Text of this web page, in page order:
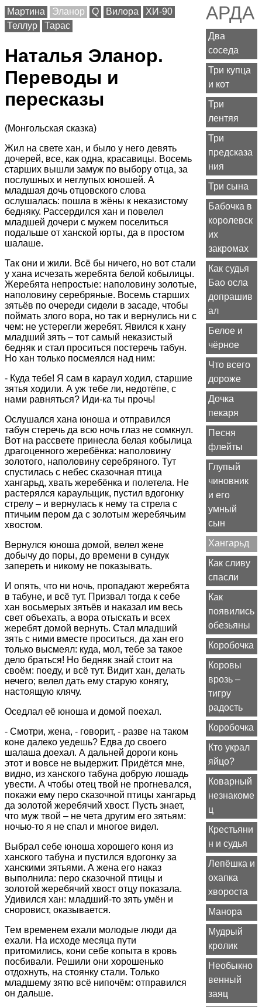
АРДА
Два
соседа
Три купца
и кот
Три
лентяя
Три
предсказа
ния
Три сына
Бабочка в
королевск
их
закромах
Как судья
Бао осла
допрашив
ал
Белое и
чёрное
Что всего
дороже
Дочка
пекаря
Песня
флейты
Глупый
чиновник
и его
умный
сын
Хангарьд
Как сливу
спасли
Как
появились
обезьяны
Коробочка
Коровы
врозь –
тигру
радость
Коробочка
Кто украл
яйцо?
Коварный
незнакоме
ц
Крестьяни
н и судья
Лепёшка и
охапка
хвороста
Манора
Мудрый
кролик
Необыкно
венный
заяц
Мартина Эланор Q Вилора
ХИ-90
Теллур
Тарас
Наталья Эланор.
Переводы и
пересказы
(Монгольская сказка)
Жил на свете хан, и было у него девять
дочерей, все, как одна, красавицы. Восемь
старших вышли замуж по выбору отца, за
послушных и неглупых юношей. А
младшая дочь отцовского слова
ослушалась: пошла в жёны к неказистому
бедняку. Рассердился хан и повелел
младшей дочери с мужем поселиться
подальше от ханской юрты, да в простом
шалаше.
Так они и жили. Всё бы ничего, но вот стали
у хана исчезать жеребята белой кобылицы.
Жеребята непростые: наполовину золотые,
наполовину серебряные. Восемь старших
зятьёв по очереди сидели в засаде, чтобы
поймать злого вора, но так и вернулись ни с
чем: не устерегли жеребят. Явился к хану
младший зять – тот самый неказистый
бедняк и стал проситься постеречь табун.
Но хан только посмеялся над ним:
- Куда тебе! Я сам в караул ходил, старшие
зятья ходили. А уж тебе ли, недотёпе, с
нами равняться? Иди-ка ты прочь!
Ослушался хана юноша и отправился
табун стеречь да всю ночь глаз не сомкнул.
Вот на рассвете принесла белая кобылица
драгоценного жеребёнка: наполовину
золотого, наполовину серебряного. Тут
спустилась с небес сказочная птица
хангарьд, хвать жеребёнка и полетела. Не
растерялся караульщик, пустил вдогонку
стрелу – и вернулась к нему та стрела с
птичьим пером да с золотым жеребячьим
хвостом.
Вернулся юноша домой, велел жене
добычу до поры, до времени в сундук
запереть и никому не показывать.
И опять, что ни ночь, пропадают жеребята
в табуне, и всё тут. Призвал тогда к себе
хан восьмерых зятьёв и наказал им весь
свет объехать, а вора отыскать и всех
жеребят домой вернуть. Стал младший
зять с ними вместе проситься, да хан его
только высмеял: куда, мол, тебе за такое
дело браться! Но бедняк знай стоит на
своём: поеду, и всё тут. Видит хан, делать
нечего; велел дать ему старую конягу,
настоящую клячу.
Оседлал её юноша и домой поехал.
- Смотри, жена, - говорит, - разве на таком
коне далеко уедешь? Едва до своего
шалаша доехал. А дальней дороги конь
этот и вовсе не выдержит. Придётся мне,
видно, из ханского табуна добрую лошадь
увести. А чтобы отец твой не прогневался,
покажи ему перо сказочной птицы хангарьд
да золотой жеребячий хвост. Пусть знает,
что муж твой – не чета другим его зятьям:
ночью-то я не спал и многое видел.
Выбрал себе юноша хорошего коня из
ханского табуна и пустился вдогонку за
ханскими зятьями. А жена его наказ
выполнила: перо сказочной птицы и
золотой жеребячий хвост отцу показала.
Удивился хан: младший-то зять умён и
сноровист, оказывается.
Тем временем ехали молодые люди да
ехали. На исходе месяца пути
притомились, кони себе копыта в кровь
посбивали. Решили они хорошенько
отдохнуть, на стоянку стали. Только
младшему зятю всё нипочём: отправился
он дальше.